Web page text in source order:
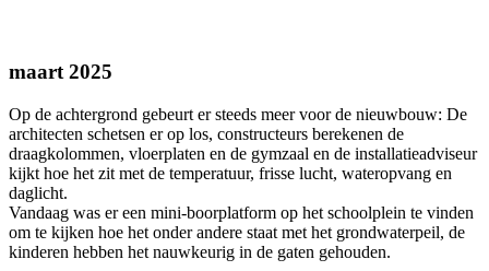
maart 2025
Op de achtergrond gebeurt er steeds meer voor de nieuwbouw: De
architecten schetsen er op los, constructeurs berekenen de
draagkolommen, vloerplaten en de gymzaal en de installatieadviseur
kijkt hoe het zit met de temperatuur, frisse lucht, wateropvang en
daglicht.
Vandaag was er een mini-boorplatform op het schoolplein te vinden
om te kijken hoe het onder andere staat met het grondwaterpeil, de
kinderen hebben het nauwkeurig in de gaten gehouden.